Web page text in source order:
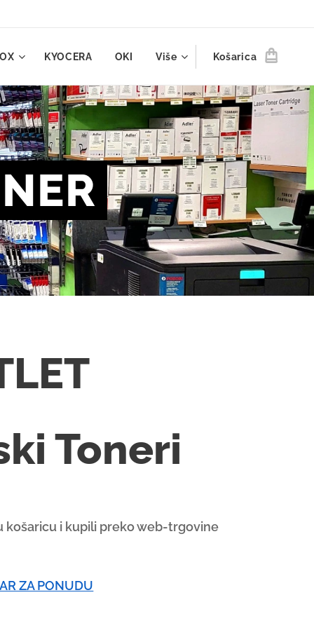
KYOCERA OKI Više Košarica
Toneri
košaricu i kupili preko web-trgovine
ZA PONUDU